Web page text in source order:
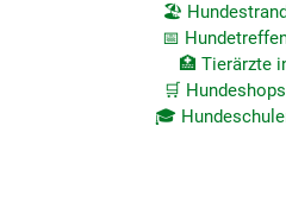
🏖️
📅
🏥 Tierärzte
🛒
🎓